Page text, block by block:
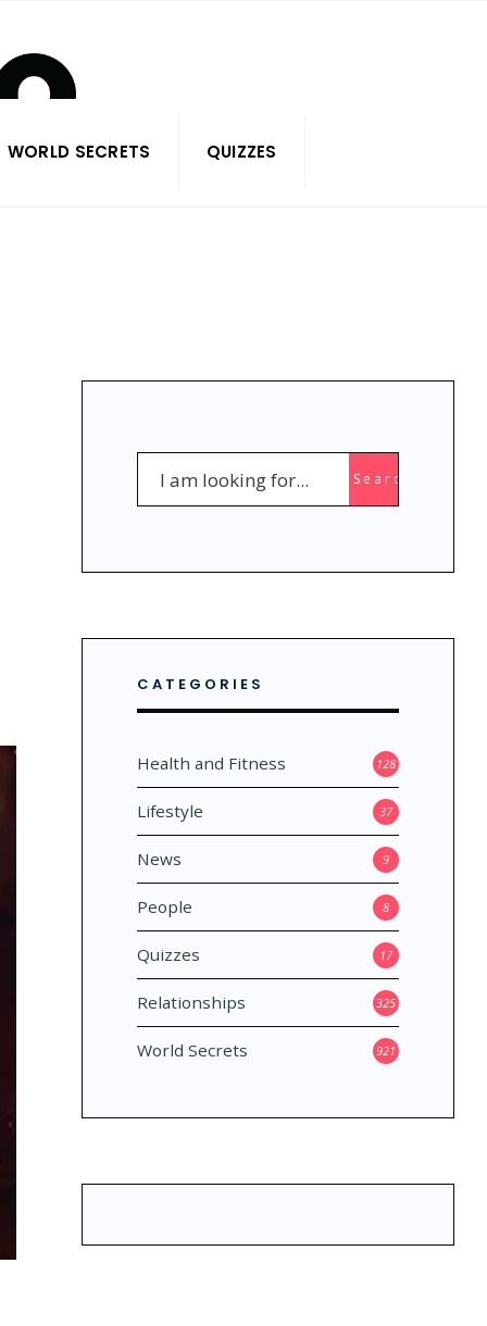
WORLD SECRETS QUIZZES
Search
CATEGORIES
Health and Fitness 128
Lifestyle 37
News 9
People 8
Quizzes 17
Relationships 325
World Secrets 921